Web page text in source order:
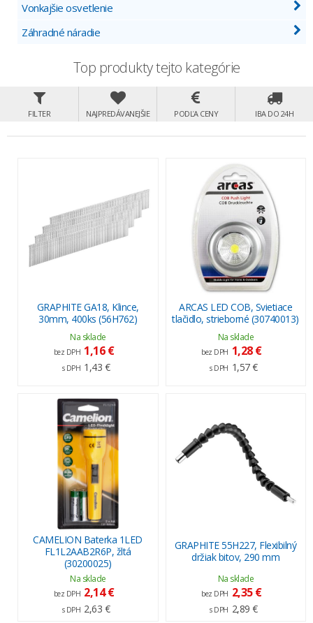
Vonkajšie osvetlenie
Záhradné náradie
Top produkty tejto kategórie
FILTER NAJPREDÁVANEJŠIE PODĽA CENY IBA DO 24H
GRAPHITE GA18, Klince,
30mm, 400ks (56H762)
Na sklade
bez DPH 1,16 €
s DPH 1,43 €
ARCAS LED COB, Svietiace
tlačidlo, strieborné (30740013)
Na sklade
bez DPH 1,28 €
s DPH 1,57 €
CAMELION Baterka 1LED
FL1L2AAB2R6P, žltá
(30200025)
Na sklade
bez DPH 2,14 €
s DPH 2,63 €
GRAPHITE 55H227, Flexibilný
držiak bitov, 290 mm
Na sklade
bez DPH 2,35 €
s DPH 2,89 €